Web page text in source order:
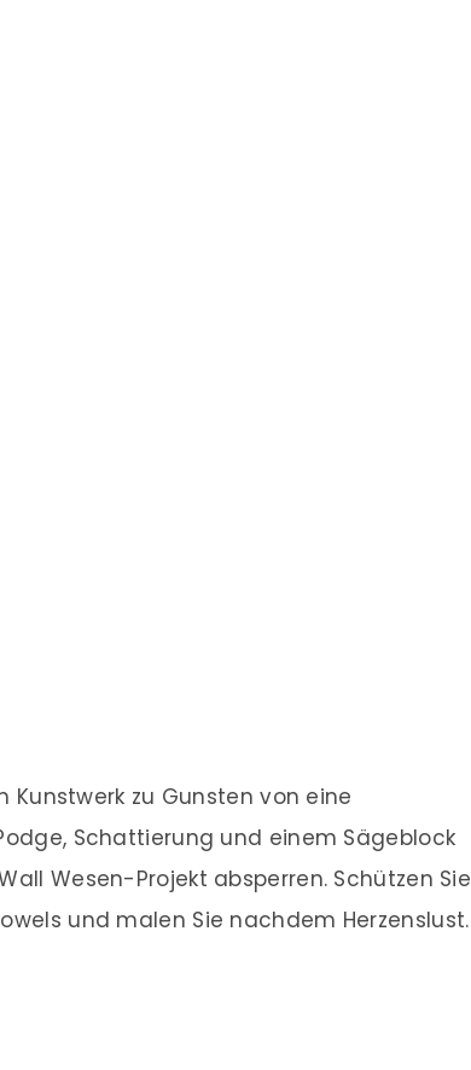
Kunstwerk zu Gunsten von eine
Schattierung und einem Sägeblock
Wesen-Projekt absperren. Schützen Sie
und malen Sie nachdem Herzenslust.